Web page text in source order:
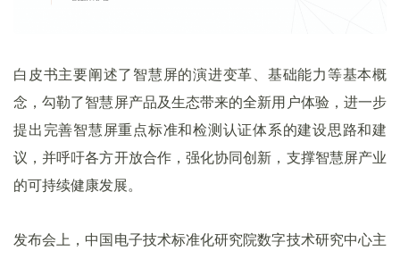
白皮书主要阐述了智慧屏的演进变革、基础能力等基本概
念，勾勒了智慧屏产品及生态带来的全新用户体验，进一步
提出完善智慧屏重点标准和检测认证体系的建设思路和建
议，并呼吁各方开放合作，强化协同创新，支撑智慧屏产业
的可持续健康发展。
发布会上，中国电子技术标准化研究院数字技术研究中心主